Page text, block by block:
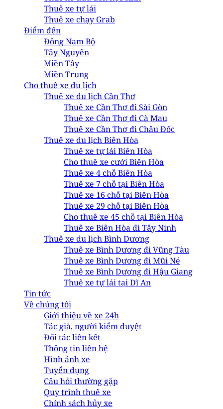
Thuê xe tự lái
Thuê xe chạy Grab
Điểm đến
Đông Nam Bộ
Tây Nguyên
Miền Tây
Miền Trung
Cho thuê xe du lịch
Thuê xe du lịch Cần Thơ
Thuê xe Cần Thơ đi Sài Gòn
Thuê xe Cần Thơ đi Cà Mau
Thuê xe Cần Thơ đi Châu Đốc
Thuê xe du lịch Biên Hòa
Thuê xe tự lái Biên Hòa
Cho thuê xe cưới Biên Hòa
Thuê xe 4 chỗ Biên Hòa
Thuê xe 7 chỗ tại Biên Hòa
Thuê xe 16 chỗ tại Biên Hòa
Thuê xe 29 chỗ tại Biên Hòa
Cho thuê xe 45 chỗ tại Biên Hòa
Thuê xe Biên Hòa đi Tây Ninh
Thuê xe du lịch Bình Dương
Thuê xe Bình Dương đi Vũng Tàu
Thuê xe Bình Dương đi Mũi Né
Thuê xe Bình Dương đi Hậu Giang
Thuê xe tự lái tại Dĩ An
Tin tức
Về chúng tôi
Giới thiệu về xe 24h
Tác giả, người kiểm duyệt
Đối tác liên kết
Thông tin liên hệ
Hình ảnh xe
Tuyển dụng
Câu hỏi thường gặp
Quy trình thuê xe
Chính sách hủy xe